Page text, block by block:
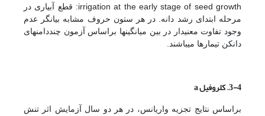
irrigation at the early stage of ‎seed growth: قطع آبیاری در
مرحله ابتدای رشد دانه. در هر ستون حروف مشابه بیانگر عدم
وجود تفاوت معنی­دار در بین میانگین­ها براساس آزمون چند­دامنه­ای
دانکن تیمارها می­باشند.
3-4. کلروفیل a
براساس نتایج تجزیه واریانس، در هر دو سال آزمایش اثر تنش